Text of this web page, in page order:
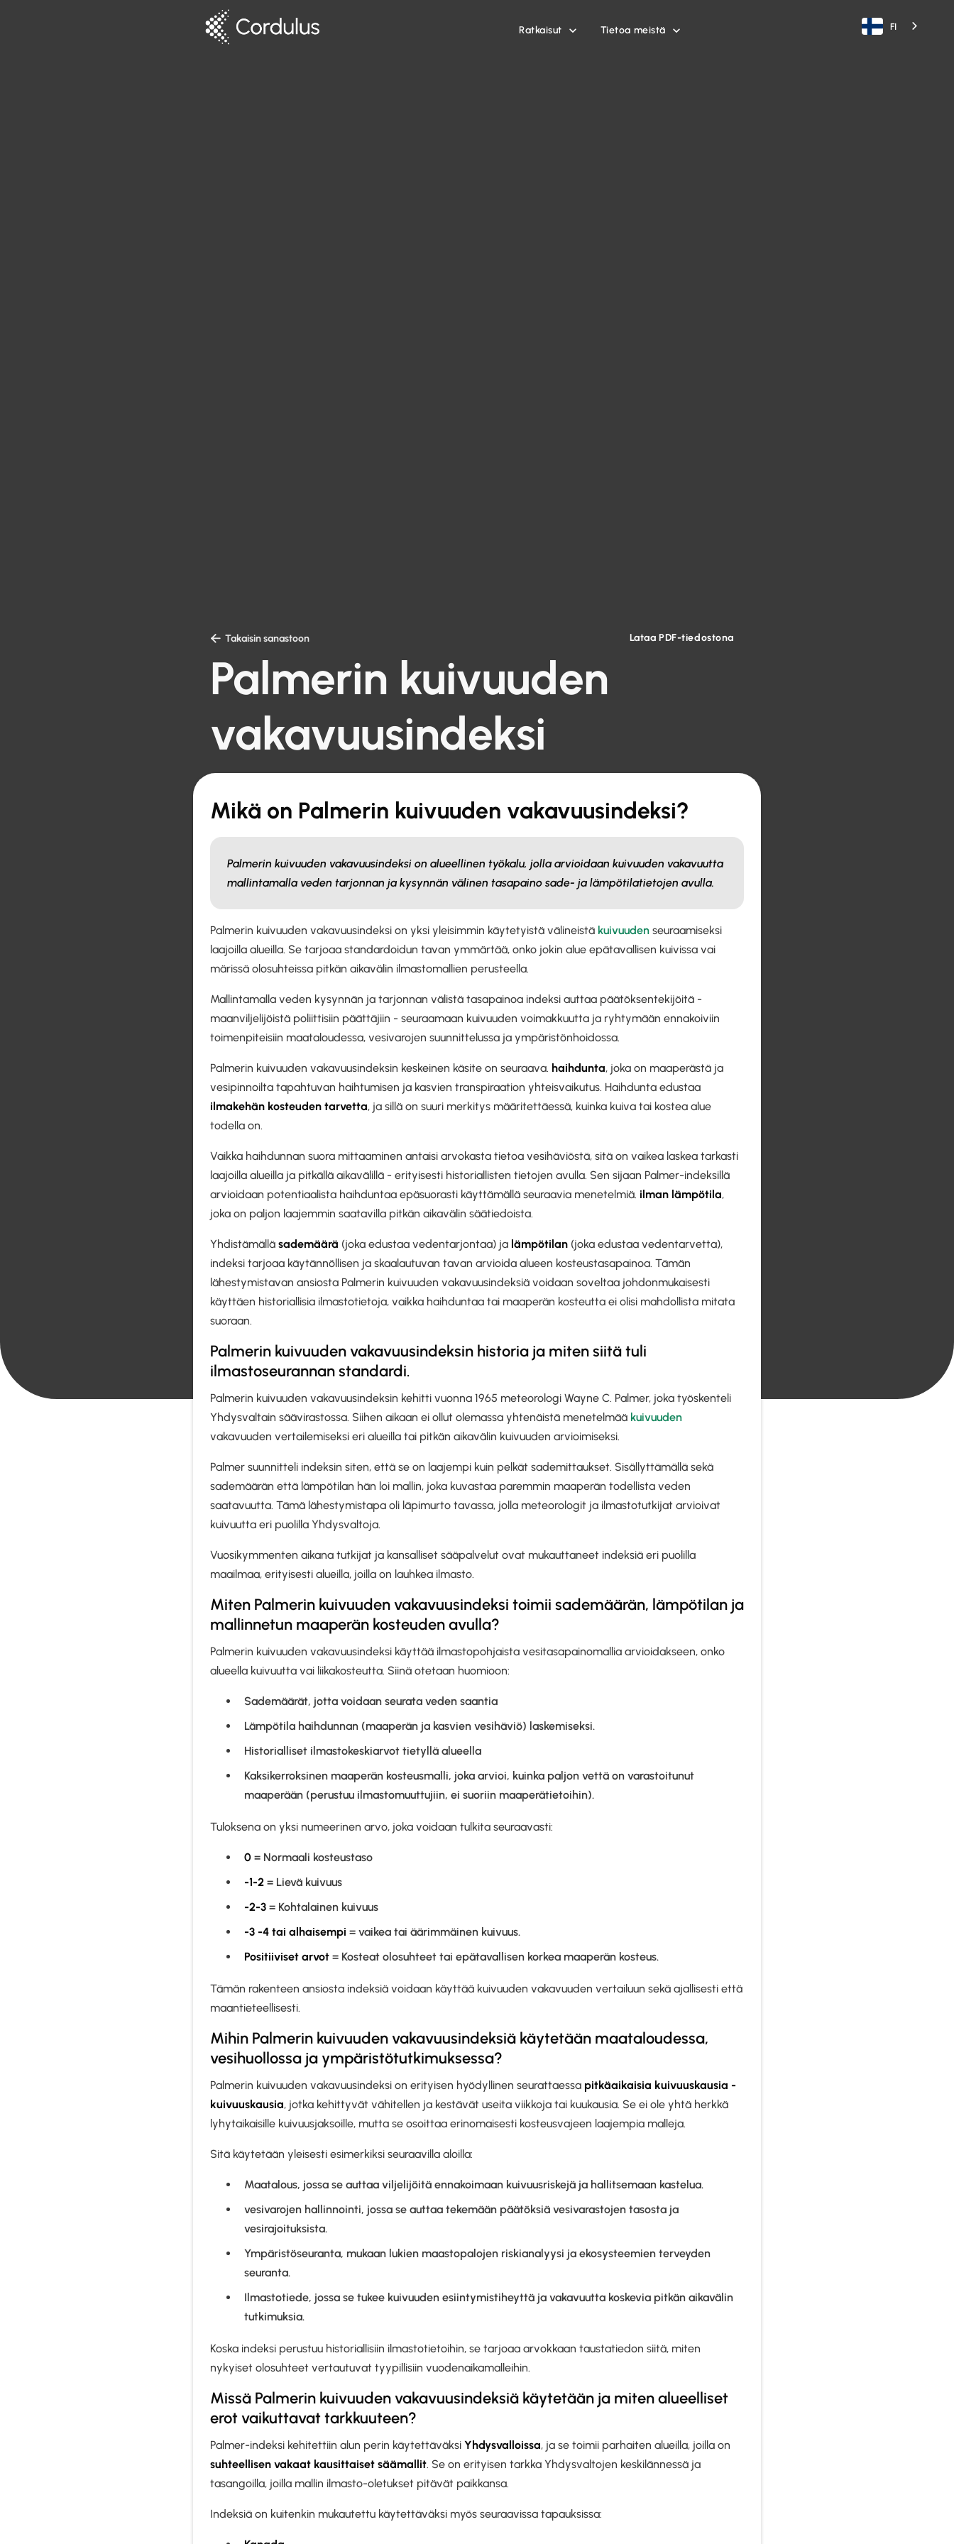
Ratkaisut  Tietoa meistä  FI
 Takaisin sanastoon Lataa PDF-tiedostona
Palmerin kuivuuden
vakavuusindeksi
Mikä on Palmerin kuivuuden vakavuusindeksi?
Palmerin kuivuuden vakavuusindeksi on alueellinen työkalu, jolla arvioidaan kuivuuden vakavuutta
mallintamalla veden tarjonnan ja kysynnän välinen tasapaino sade- ja lämpötilatietojen avulla.
Palmerin kuivuuden vakavuusindeksi on yksi yleisimmin käytetyistä välineistä kuivuuden seuraamiseksi
laajoilla alueilla. Se tarjoaa standardoidun tavan ymmärtää, onko jokin alue epätavallisen kuivissa vai
märissä olosuhteissa pitkän aikavälin ilmastomallien perusteella.
Mallintamalla veden kysynnän ja tarjonnan välistä tasapainoa indeksi auttaa päätöksentekijöitä -
maanviljelijöistä poliittisiin päättäjiin - seuraamaan kuivuuden voimakkuutta ja ryhtymään ennakoiviin
toimenpiteisiin maataloudessa, vesivarojen suunnittelussa ja ympäristönhoidossa.
Palmerin kuivuuden vakavuusindeksin keskeinen käsite on seuraava. haihdunta, joka on maaperästä ja
vesipinnoilta tapahtuvan haihtumisen ja kasvien transpiraation yhteisvaikutus. Haihdunta edustaa
ilmakehän kosteuden tarvetta, ja sillä on suuri merkitys määritettäessä, kuinka kuiva tai kostea alue
todella on.
Vaikka haihdunnan suora mittaaminen antaisi arvokasta tietoa vesihäviöstä, sitä on vaikea laskea tarkasti
laajoilla alueilla ja pitkällä aikavälillä - erityisesti historiallisten tietojen avulla. Sen sijaan Palmer-indeksillä
arvioidaan potentiaalista haihduntaa epäsuorasti käyttämällä seuraavia menetelmiä. ilman lämpötila,
joka on paljon laajemmin saatavilla pitkän aikavälin säätiedoista.
Yhdistämällä sademäärä (joka edustaa vedentarjontaa) ja lämpötilan (joka edustaa vedentarvetta),
indeksi tarjoaa käytännöllisen ja skaalautuvan tavan arvioida alueen kosteustasapainoa. Tämän
lähestymistavan ansiosta Palmerin kuivuuden vakavuusindeksiä voidaan soveltaa johdonmukaisesti
käyttäen historiallisia ilmastotietoja, vaikka haihduntaa tai maaperän kosteutta ei olisi mahdollista mitata
suoraan.
Palmerin kuivuuden vakavuusindeksin historia ja miten siitä tuli
ilmastoseurannan standardi.
Palmerin kuivuuden vakavuusindeksin kehitti vuonna 1965 meteorologi Wayne C. Palmer, joka työskenteli
Yhdysvaltain säävirastossa. Siihen aikaan ei ollut olemassa yhtenäistä menetelmää kuivuuden
vakavuuden vertailemiseksi eri alueilla tai pitkän aikavälin kuivuuden arvioimiseksi.
Palmer suunnitteli indeksin siten, että se on laajempi kuin pelkät sademittaukset. Sisällyttämällä sekä
sademäärän että lämpötilan hän loi mallin, joka kuvastaa paremmin maaperän todellista veden
saatavuutta. Tämä lähestymistapa oli läpimurto tavassa, jolla meteorologit ja ilmastotutkijat arvioivat
kuivuutta eri puolilla Yhdysvaltoja.
Vuosikymmenten aikana tutkijat ja kansalliset sääpalvelut ovat mukauttaneet indeksiä eri puolilla
maailmaa, erityisesti alueilla, joilla on lauhkea ilmasto.
Miten Palmerin kuivuuden vakavuusindeksi toimii sademäärän, lämpötilan ja
mallinnetun maaperän kosteuden avulla?
Palmerin kuivuuden vakavuusindeksi käyttää ilmastopohjaista vesitasapainomallia arvioidakseen, onko
alueella kuivuutta vai liikakosteutta. Siinä otetaan huomioon:
Sademäärät, jotta voidaan seurata veden saantia
Lämpötila haihdunnan (maaperän ja kasvien vesihäviö) laskemiseksi.
Historialliset ilmastokeskiarvot tietyllä alueella
Kaksikerroksinen maaperän kosteusmalli, joka arvioi, kuinka paljon vettä on varastoitunut
maaperään (perustuu ilmastomuuttujiin, ei suoriin maaperätietoihin).
Tuloksena on yksi numeerinen arvo, joka voidaan tulkita seuraavasti:
0 = Normaali kosteustaso
-1-2 = Lievä kuivuus
-2-3 = Kohtalainen kuivuus
-3 -4 tai alhaisempi = vaikea tai äärimmäinen kuivuus.
Positiiviset arvot = Kosteat olosuhteet tai epätavallisen korkea maaperän kosteus.
Tämän rakenteen ansiosta indeksiä voidaan käyttää kuivuuden vakavuuden vertailuun sekä ajallisesti että
maantieteellisesti.
Mihin Palmerin kuivuuden vakavuusindeksiä käytetään maataloudessa,
vesihuollossa ja ympäristötutkimuksessa?
Palmerin kuivuuden vakavuusindeksi on erityisen hyödyllinen seurattaessa pitkäaikaisia kuivuuskausia -
kuivuuskausia, jotka kehittyvät vähitellen ja kestävät useita viikkoja tai kuukausia. Se ei ole yhtä herkkä
lyhytaikaisille kuivuusjaksoille, mutta se osoittaa erinomaisesti kosteusvajeen laajempia malleja.
Sitä käytetään yleisesti esimerkiksi seuraavilla aloilla:
Maatalous, jossa se auttaa viljelijöitä ennakoimaan kuivuusriskejä ja hallitsemaan kastelua.
vesivarojen hallinnointi, jossa se auttaa tekemään päätöksiä vesivarastojen tasosta ja
vesirajoituksista.
Ympäristöseuranta, mukaan lukien maastopalojen riskianalyysi ja ekosysteemien terveyden
seuranta.
Ilmastotiede, jossa se tukee kuivuuden esiintymistiheyttä ja vakavuutta koskevia pitkän aikavälin
tutkimuksia.
Koska indeksi perustuu historiallisiin ilmastotietoihin, se tarjoaa arvokkaan taustatiedon siitä, miten
nykyiset olosuhteet vertautuvat tyypillisiin vuodenaikamalleihin.
Missä Palmerin kuivuuden vakavuusindeksiä käytetään ja miten alueelliset
erot vaikuttavat tarkkuuteen?
Palmer-indeksi kehitettiin alun perin käytettäväksi Yhdysvalloissa, ja se toimii parhaiten alueilla, joilla on
suhteellisen vakaat kausittaiset säämallit. Se on erityisen tarkka Yhdysvaltojen keskilännessä ja
tasangoilla, joilla mallin ilmasto-oletukset pitävät paikkansa.
Indeksiä on kuitenkin mukautettu käytettäväksi myös seuraavissa tapauksissa: